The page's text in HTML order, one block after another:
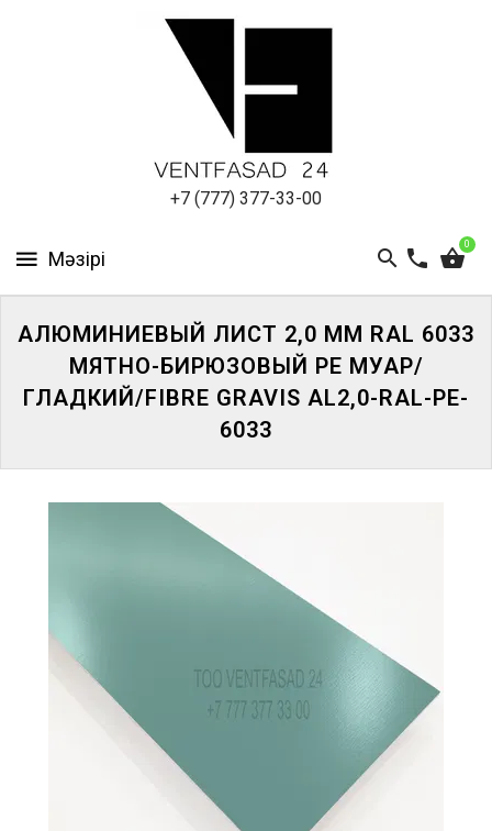
+7 (777) 377-33-00
0
ПАНЕЛИ
АЛЮМИНИЕВЫЙ ЛИСТ 2,0 ММ RAL 6033
МЯТНО-БИРЮЗОВЫЙ PE МУАР/
ГЛАДКИЙ/FIBRE GRAVIS AL2,0-RAL-PE-
6033